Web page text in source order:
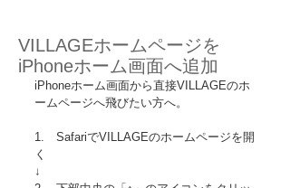
VILLAGEホームページを
iPhoneホーム画面へ追加
iPhoneホーム画面から直接VILLAGEのホ
ームページへ飛びたい方へ。
1.　SafariでVILLAGEのホームページを開
く
↓